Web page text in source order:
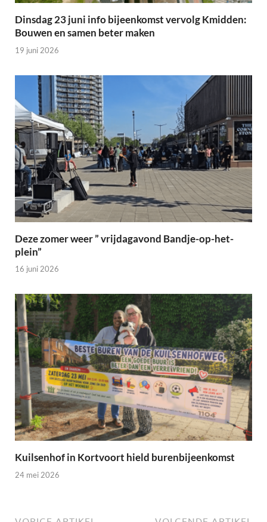
Dinsdag 23 juni info bijeenkomst vervolg Kmidden:
Bouwen en samen beter maken
19 juni 2026
Deze zomer weer ” vrijdagavond Bandje-op-het-
plein”
16 juni 2026
Kuilsenhof in Kortvoort hield burenbijeenkomst
24 mei 2026